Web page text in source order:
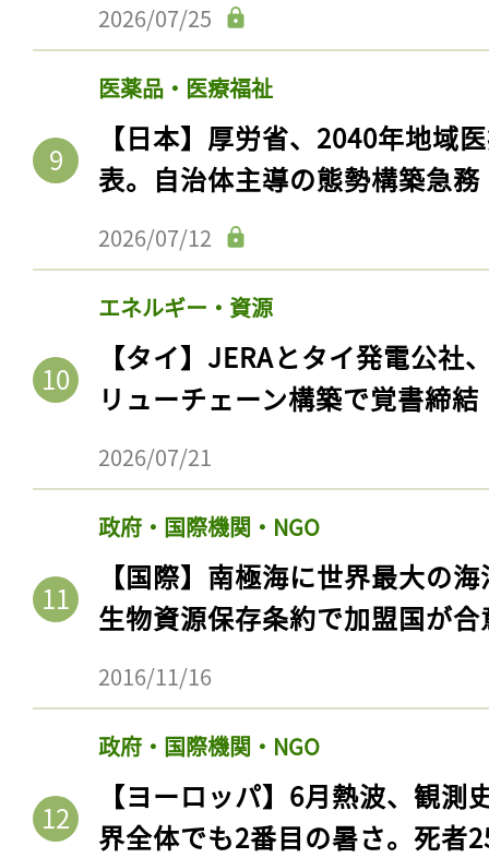
2026/07/25
医薬品・医療福祉
【日本】厚労省、2040年地域
表。自治体主導の態勢構築急務
2026/07/12
エネルギー・資源
【タイ】JERAとタイ発電公社
リューチェーン構築で覚書締結
2026/07/21
政府・国際機関・NGO
【国際】南極海に世界最大の
生物資源保存条約で加盟国が合
2016/11/16
政府・国際機関・NGO
【ヨーロッパ】6月熱波、観
界全体でも2番目の暑さ。死者